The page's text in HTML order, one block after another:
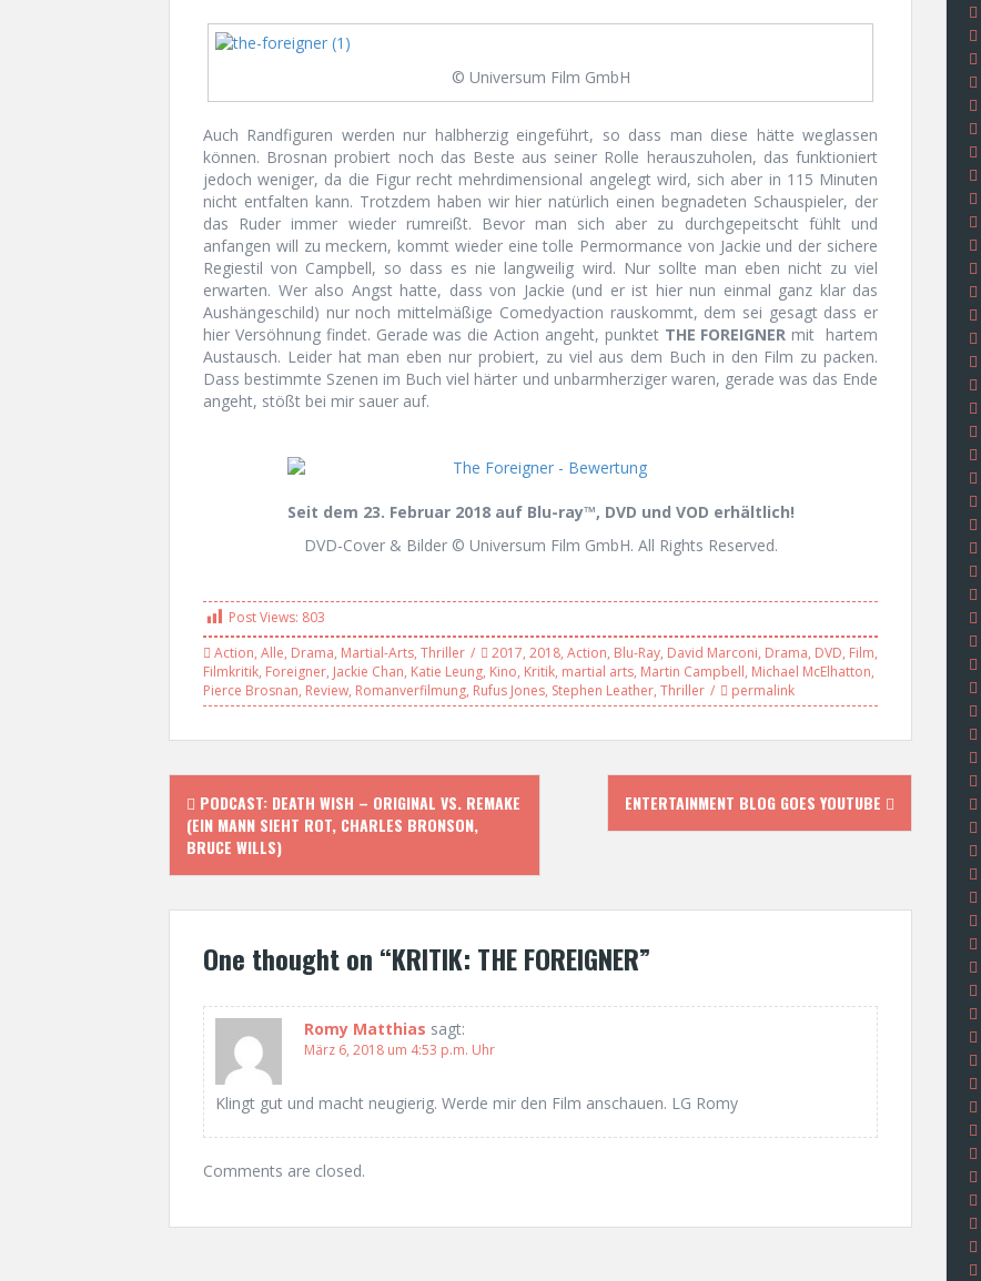
© Universum Film GmbH
Auch Randfiguren werden nur halbherzig eingeführt, so dass man diese hätte weglassen
können. Brosnan probiert noch das Beste aus seiner Rolle herauszuholen, das funktioniert
jedoch weniger, da die Figur recht mehrdimensional angelegt wird, sich aber in 115 Minuten
nicht entfalten kann. Trotzdem haben wir hier natürlich einen begnadeten Schauspieler, der
das Ruder immer wieder rumreißt. Bevor man sich aber zu durchgepeitscht fühlt und
anfangen will zu meckern, kommt wieder eine tolle Permormance von Jackie und der sichere
Regiestil von Campbell, so dass es nie langweilig wird. Nur sollte man eben nicht zu viel
erwarten. Wer also Angst hatte, dass von Jackie (und er ist hier nun einmal ganz klar das
Aushängeschild) nur noch mittelmäßige Comedyaction rauskommt, dem sei gesagt dass er
hier Versöhnung findet. Gerade was die Action angeht, punktet THE FOREIGNER mit hartem
Austausch. Leider hat man eben nur probiert, zu viel aus dem Buch in den Film zu packen.
Dass bestimmte Szenen im Buch viel härter und unbarmherziger waren, gerade was das Ende
angeht, stößt bei mir sauer auf.
Seit dem 23. Februar 2018 auf Blu-ray™, DVD und VOD erhältlich!
DVD-Cover & Bilder © Universum Film GmbH. All Rights Reserved.
Post Views: 803
Action, Alle, Drama, Martial-Arts, Thriller 2017, 2018, Action, Blu-Ray, David Marconi, Drama, DVD, Film,
Filmkritik, Foreigner, Jackie Chan, Katie Leung, Kino, Kritik, martial arts, Martin Campbell, Michael McElhatton,
Pierce Brosnan, Review, Romanverfilmung, Rufus Jones, Stephen Leather, Thriller permalink
P
o
s
PODCAST: DEATH WISH – ORIGINAL VS. REMAKE
(EIN MANN SIEHT ROT, CHARLES BRONSON,
BRUCE WILLS)
ENTERTAINMENT BLOG GOES YOUTUBE
One thought on “KRITIK: THE FOREIGNER”
Romy Matthias sagt:
März 6, 2018 um 4:53 p.m. Uhr
Klingt gut und macht neugierig. Werde mir den Film anschauen. LG Romy
Comments are closed.